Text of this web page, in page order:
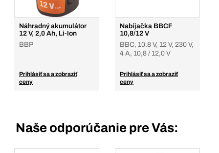
Náhradný akumulátor
12 V, 2,0 Ah, Li-Ion
BBP
Prihlásiť sa a zobraziť
ceny
Nabíjačka BBCF
10,8/12 V
BBC, 10.8 V, 12 V, 230 V,
4 A, 10,8 / 12,0 V
Prihlásiť sa a zobraziť
ceny
Naše odporúčanie pre Vás: